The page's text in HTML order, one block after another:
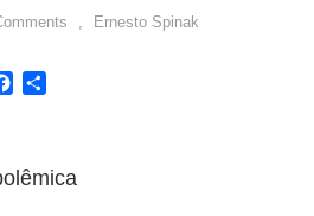
, Ernesto Spinak
Facebook